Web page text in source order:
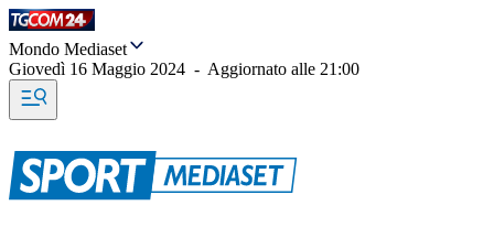
Mondo Mediaset
Giovedì 16 Maggio 2024 - Aggiornato alle 21:00